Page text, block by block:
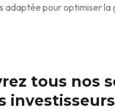
adaptée pour optimiser la
tous nos